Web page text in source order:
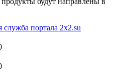
портала 2x2.su